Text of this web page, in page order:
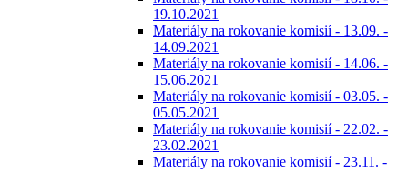
19.10.2021
Materiály na rokovanie komisií - 13.09. -
14.09.2021
Materiály na rokovanie komisií - 14.06. -
15.06.2021
Materiály na rokovanie komisií - 03.05. -
05.05.2021
Materiály na rokovanie komisií - 22.02. -
23.02.2021
Materiály na rokovanie komisií - 23.11. -